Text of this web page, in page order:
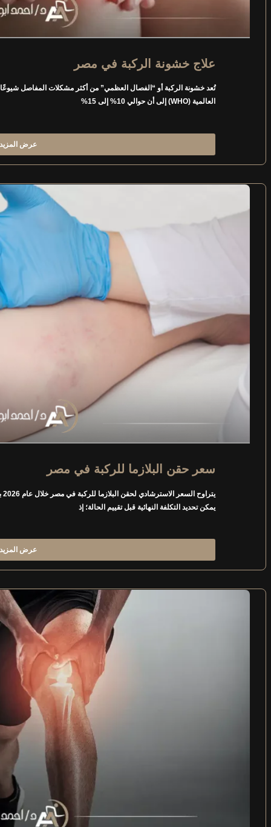
علاج خشونة الركبة في مصر
تُعد خشونة الركبة أو “الفصال العظمي” من أكثر مشكلات المفاصل
العالمية (WHO) إلى أن حوالي 10% إلى 15%
عرض المزيد
سعر حقن البلازما للركبة في مصر
يمكن تحديد التكلفة النهائية قبل تقييم الحالة؛ إذ
عرض المزيد